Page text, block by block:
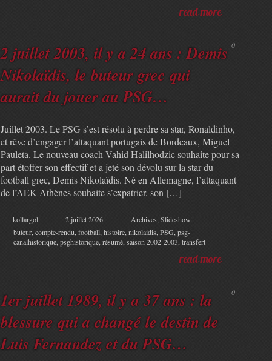
read more
0
2 juillet 2003, il y a 24 ans : Demis
Nikolaïdis, le buteur grec qui
aurait du jouer au PSG…
Juillet 2003. Le PSG s’est résolu à perdre sa star, Ronaldinho,
et rêve d’engager l’attaquant portugais de Bordeaux, Miguel
Pauleta. Le nouveau coach Vahid Halilhodzic souhaite pour sa
part étoffer son effectif et a jeté son dévolu sur la star du
football grec, Demis Nikolaïdis. Né en Allemagne, l’attaquant
de l’AEK Athènes souhaite s’expatrier, son […]
kollargol 2 juillet 2026 Archives Slideshow
buteur compte-rendu football histoire nikolaidis PSG, psg-
canalhistorique psghistorique, résumé saison 2002-2003 transfert
read more
0
1er juillet 1989, il y a 37 ans : la
blessure qui a changé le destin de
Luis Fernandez et du PSG…